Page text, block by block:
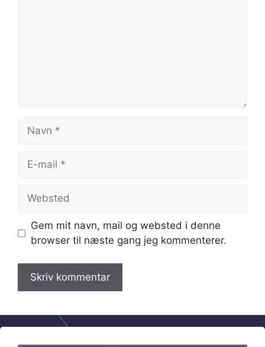
Navn
Websted
Gem mit navn, mail og websted i denne
browser til næste gang jeg kommenterer.